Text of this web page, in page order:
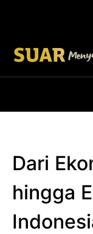
Dari
hingga